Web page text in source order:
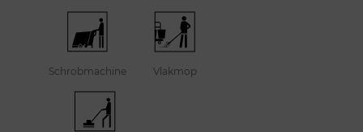
Schrobmachine Vlakmop